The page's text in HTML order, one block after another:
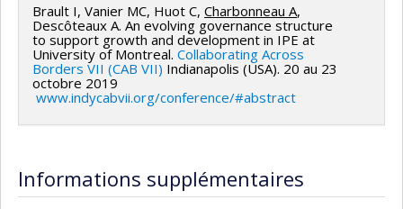
Brault I, Vanier MC, Huot C, Charbonneau A,
Descôteaux A. An evolving governance structure
to support growth and development in IPE at
University of Montreal. Collaborating Across
Borders VII (CAB VII) Indianapolis (USA). 20 au 23
octobre 2019
www.indycabvii.org/conference/#abstract
Informations supplémentaires